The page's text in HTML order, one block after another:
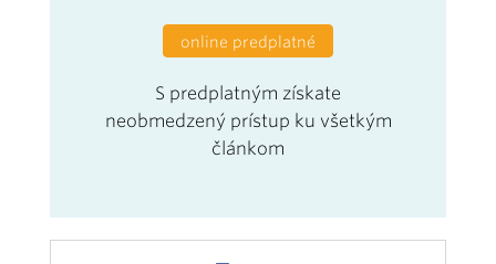
online predplatné
S predplatným získate
neobmedzený prístup ku všetkým
článkom